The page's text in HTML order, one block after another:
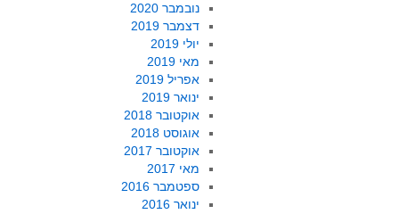
נובמבר 2020
דצמבר 2019
יולי 2019
מאי 2019
אפריל 2019
ינואר 2019
אוקטובר 2018
אוגוסט 2018
אוקטובר 2017
מאי 2017
ספטמבר 2016
ינואר 2016